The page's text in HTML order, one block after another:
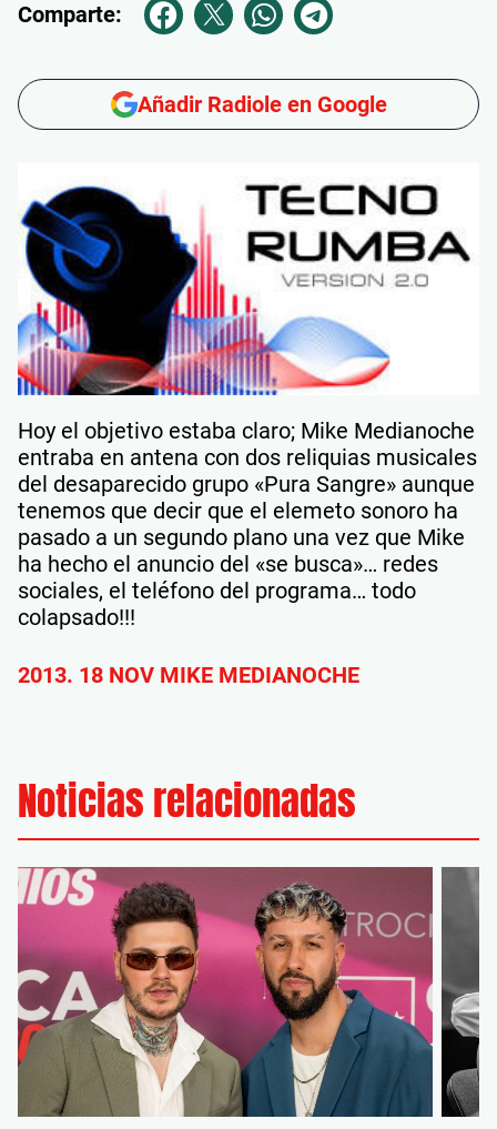
Comparte:
Añadir Radiole en Google
Hoy el objetivo estaba claro; Mike Medianoche
entraba en antena con dos reliquias musicales
del desaparecido grupo «Pura Sangre» aunque
tenemos que decir que el elemeto sonoro ha
pasado a un segundo plano una vez que Mike
ha hecho el anuncio del «se busca»… redes
sociales, el teléfono del programa… todo
colapsado!!!
2013. 18 NOV MIKE MEDIANOCHE
Noticias relacionadas